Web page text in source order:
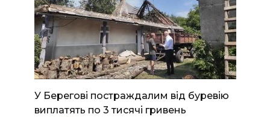
У Берегові постраждалим від буревію
виплатять по 3 тисячі гривень